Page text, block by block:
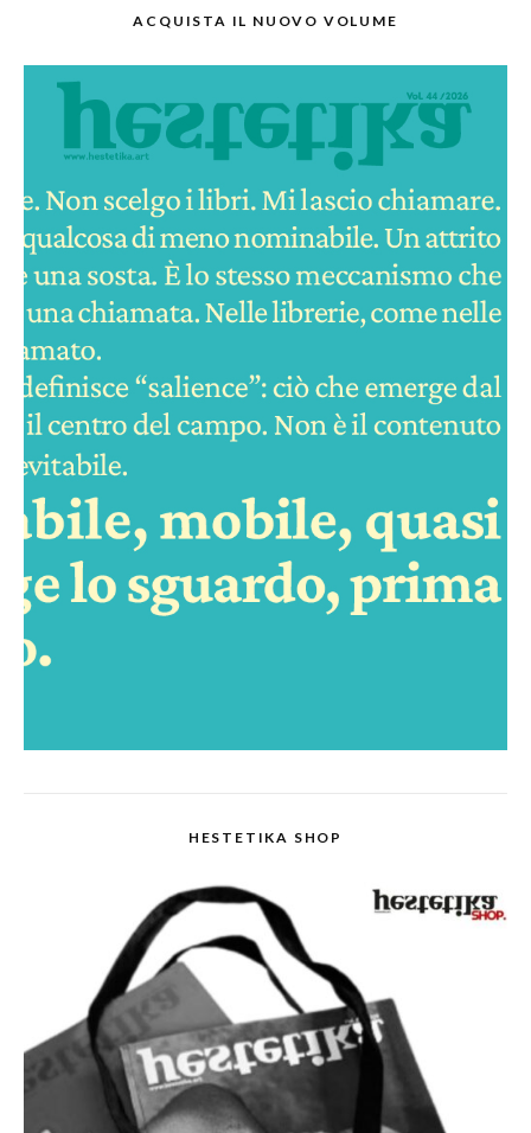
ACQUISTA IL NUOVO VOLUME
HESTETIKA SHOP